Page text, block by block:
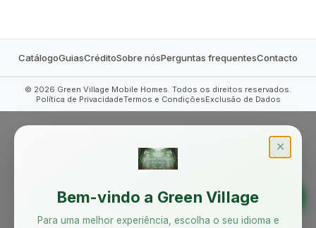
CatálogoGuiasCréditoSobre nósPerguntas frequentesContacto
© 2026 Green Village Mobile Homes. Todos os direitos reservados.
Política de PrivacidadeTermos e CondiçõesExclusão de Dados
✕
Bem-vindo a Green Village
Para uma melhor experiência, escolha o seu idioma e